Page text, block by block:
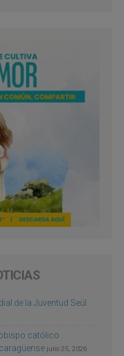
de la Juventud Seúl
católico
julio 25, 2026